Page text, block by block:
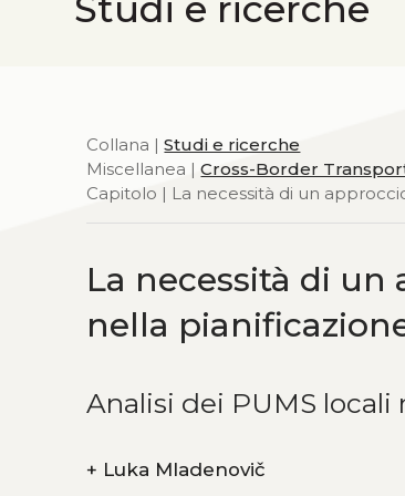
Collana |Studi e ricerche
Miscellanea |Cross-Border
Capitolo | La necessità di un
La necessità di
nella
Analisi dei PUMS
+ Luka Mladenovič